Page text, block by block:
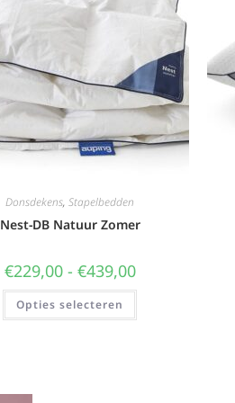
Donsdekens, Stapelbedden
Nest-DB Natuur Zomer
€229,00 - €439,00
Opties selecteren